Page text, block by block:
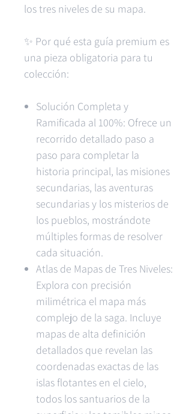
los tres niveles de su mapa.
✨ Por qué esta guía premium es
una pieza obligatoria para tu
colección:
Solución Completa y
Ramificada al 100%: Ofrece un
recorrido detallado paso a
paso para completar la
historia principal, las misiones
secundarias, las aventuras
secundarias y los misterios de
los pueblos, mostrándote
múltiples formas de resolver
cada situación.
Atlas de Mapas de Tres Niveles:
Explora con precisión
milimétrica el mapa más
complejo de la saga. Incluye
mapas de alta definición
detallados que revelan las
coordenadas exactas de las
islas flotantes en el cielo,
todos los santuarios de la